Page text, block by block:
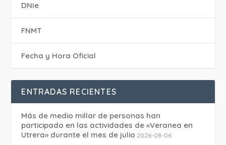
DNIe
FNMT
Fecha y Hora Oficial
ENTRADAS RECIENTES
Más de medio millar de personas han
participado en las actividades de «Veranea en
Utrera» durante el mes de julio 2026-08-06